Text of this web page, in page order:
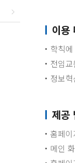
이용
학칙
전임
정보
제공
홈페
메인